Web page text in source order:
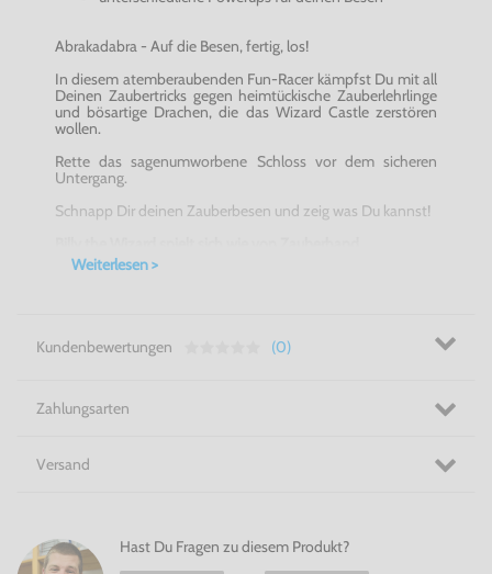
Abrakadabra - Auf die Besen, fertig, los!
In diesem atemberaubenden Fun-Racer kämpfst Du mit all
Deinen Zaubertricks gegen heimtückische Zauberlehrlinge
und bösartige Drachen, die das Wizard Castle zerstören
wollen.
Rette das sagenumworbene Schloss vor dem sicheren
Untergang.
Schnapp Dir deinen Zauberbesen und zeig was Du kannst!
Weiterlesen >
Kundenbewertungen (0)
Zahlungsarten
Versand
Hast Du Fragen zu diesem Produkt?